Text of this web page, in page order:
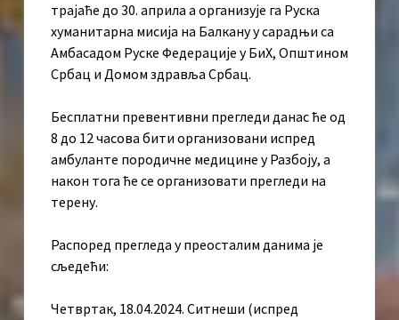
трајаће до 30. априла а организује га Руска
хуманитарна мисија на Балкану у сарадњи са
Амбасадом Руске Федерације у БиХ, Општином
Србац и Домом здравља Србац.
Бесплатни превентивни прегледи данас ће од
8 до 12 часова бити организовани испред
амбуланте породичне медицине у Разбоју, а
након тога ће се организовати прегледи на
терену.
Распоред прегледа у преосталим данима је
сљедећи:
Четвртак, 18.04.2024. Ситнеши (испред